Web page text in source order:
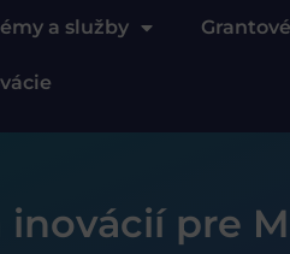
a služby
pre